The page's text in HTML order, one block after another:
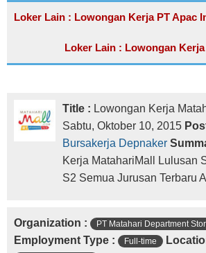
Loker Lain : Lowongan Kerja PT Apac
Loker Lain : Lowongan
Title : Lowongan Kerja
Sabtu, Oktober 10, 2015
Bursakerja Depnaker
Kerja MatahariMall Lulusan
S2 Semua Jurusan Terbaru
Organization : PT Matahari Department
Employment Type : Full-time